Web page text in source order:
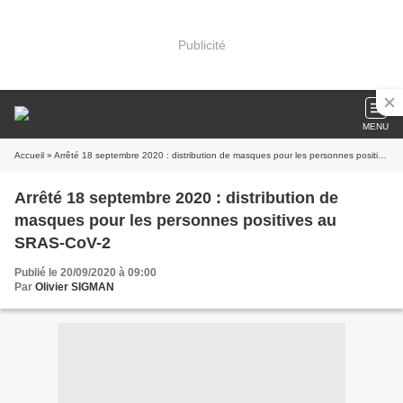
Publicité
MENU
Accueil » Arrêté 18 septembre 2020 : distribution de masques pour les personnes positives au SRAS-CoV-2
Arrêté 18 septembre 2020 : distribution de
masques pour les personnes positives au
SRAS-CoV-2
Publié le 20/09/2020 à 09:00
Par Olivier SIGMAN